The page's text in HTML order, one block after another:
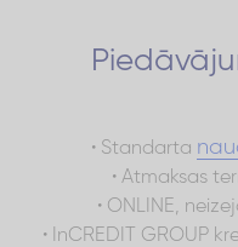
• Standarta
• Atmaksas
• ONLINE,
• InCREDIT GROUP